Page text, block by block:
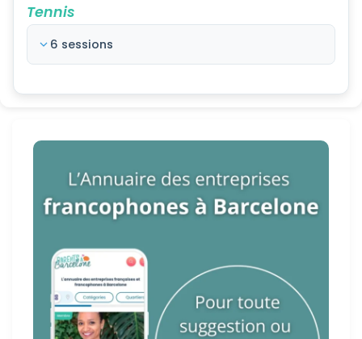
Tennis
6 sessions